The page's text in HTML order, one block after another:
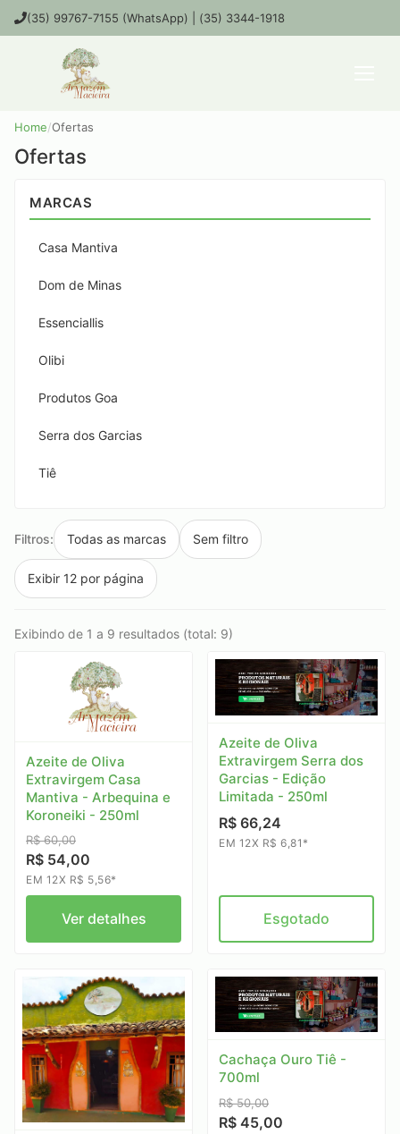
(35) 99767-7155 (WhatsApp) | (35) 3344-1918
Home/Ofertas
Ofertas
MARCAS
Casa Mantiva
Dom de Minas
Essenciallis
Olibi
Produtos Goa
Serra dos Garcias
Tiê
Filtros: Todas as marcas Sem filtro
Exibir 12 por página
Exibindo de 1 a 9 resultados (total: 9)
Azeite de Oliva
Extravirgem Casa
Mantiva - Arbequina e
Koroneiki - 250ml
R$ 60,00
R$ 54,00
EM 12X R$ 5,56*
Ver detalhes
Azeite de Oliva
Extravirgem Serra dos
Garcias - Edição
Limitada - 250ml
R$ 66,24
EM 12X R$ 6,81*
Esgotado
Cachaça Ouro Tiê -
700ml
R$ 50,00
R$ 45,00